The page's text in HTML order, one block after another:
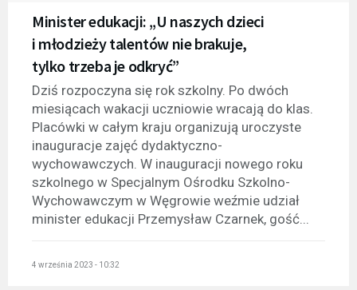
Minister edukacji: „U naszych dzieci
i młodzieży talentów nie brakuje,
tylko trzeba je odkryć”
Dziś rozpoczyna się rok szkolny. Po dwóch
miesiącach wakacji uczniowie wracają do klas.
Placówki w całym kraju organizują uroczyste
inauguracje zajęć dydaktyczno-
wychowawczych. W inauguracji nowego roku
szkolnego w Specjalnym Ośrodku Szkolno-
Wychowawczym w Węgrowie weźmie udział
minister edukacji Przemysław Czarnek, gość...
4 września 2023 - 10:32